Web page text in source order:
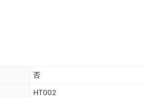
否
HT002